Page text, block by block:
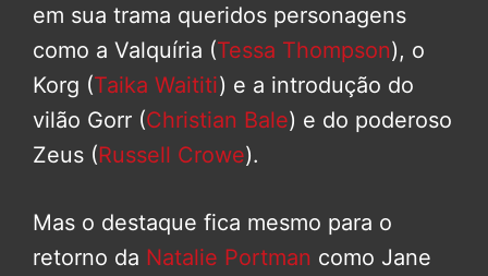
em sua trama queridos personagens
como a Valquíria (Tessa Thompson), o
Korg (Taika Waititi) e a introdução do
vilão Gorr (Christian Bale) e do poderoso
Zeus (Russell Crowe).
Mas o destaque fica mesmo para o
retorno da Natalie Portman como Jane